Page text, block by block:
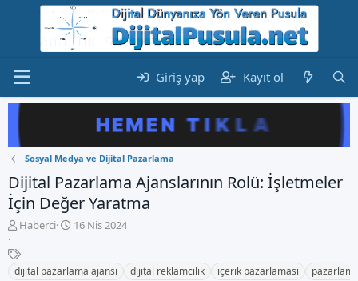
Giriş yap Kayıt ol
Sosyal Medya ve Dijital Pazarlama
Dijital Pazarlama Ajanslarının Rolü: İşletmeler
İçin Değer Yaratma
K
n
b
Haberci
B
l
16 Nis 2024
E
t
dijital pazarlama ajansı dijital reklamcılık içerik pazarlaması